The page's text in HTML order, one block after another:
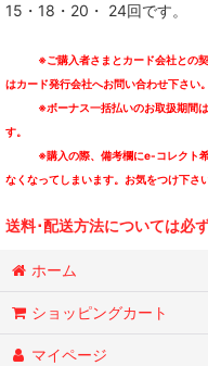
VIDEODROME
Blood In, Blood out
Whip Records
VARIOUS ARTISTS
15・18・20・ 24回です。
※ご購入者さまとカード会社との契約
はカード発行会社へお問い合わせ下さい。
※ボーナス一括払いのお取扱期間は
す。
※購入の際、備考欄にe-コレクト希望
なくなってしまいます。お気をつけ下さい
送料･配送方法については必
ホーム
ショッピングカート
マイページ